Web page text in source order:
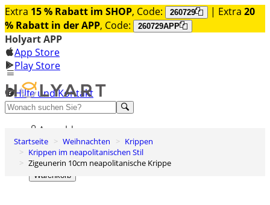
Extra 15 % Rabatt im SHOP, Code: 260729 | Extra 20
% Rabatt in der APP, Code: 260729APP
Holyart APP
App Store
Play Store
Hilfe und Kontakt
Entdecken Sie Premium
Anmelden
Wunschliste
0
Warenkorb
Startseite Weihnachten
Krippen
Krippen im neapolitanischen Stil
Zigeunerin 10cm neapolitanische Krippe